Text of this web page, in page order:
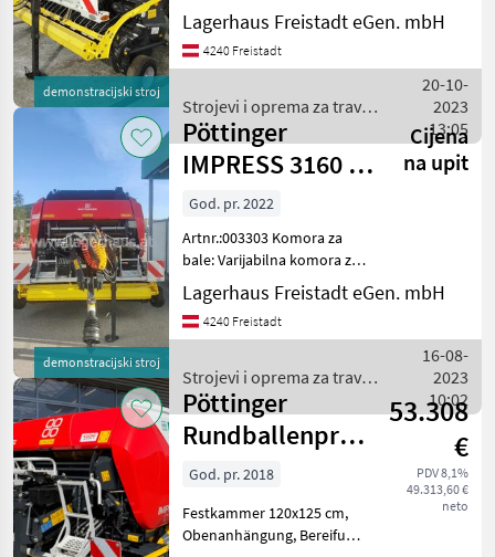
demonstracijski stroj
Komora za bale: Varijabilna
komora za bale,
Pneumatika, Mrežno
oprema za travu i baliranj
Lagerhaus Freistadt eGen. mbH
4240 Freistadt
Strojevi i oprema za travu i
baliranje / Pöttinger
20-10-
2023
13:05
demonstracijski stroj
Pöttinger
IMPRESS 3160 V
PRO
Cijena
na upit
God. pr. 2022
Artnr.:003303 Komora za
bale: Varijabilna komora za
bale, Pneumatika, Mrežno
povezivanje bala, Potiskivač
valjaka Strojevi i oprema za
balirke (p
Lagerhaus Freistadt eGen. mbH
4240 Freistadt
Strojevi i oprema za travu i
baliranje / Pöttinger
16-08-
2023
10:02
Pöttinger
Rundballenpresse
IMPRESS F 125
PRO
53.308
€
PDV 8,1%
49.313,60 €
neto
God. pr. 2018
Festkammer 120x125 cm,
Obenanhängung, Bereifung